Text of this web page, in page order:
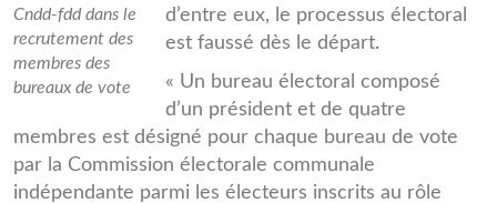
Cndd-fdd dans le
recrutement des
membres des
bureaux de vote
d’entre eux, le processus électoral
est faussé dès le départ.
« Un bureau électoral composé
d’un président et de quatre
membres est désigné pour chaque bureau de vote
par la Commission électorale communale
indépendante parmi les électeurs inscrits au rôle